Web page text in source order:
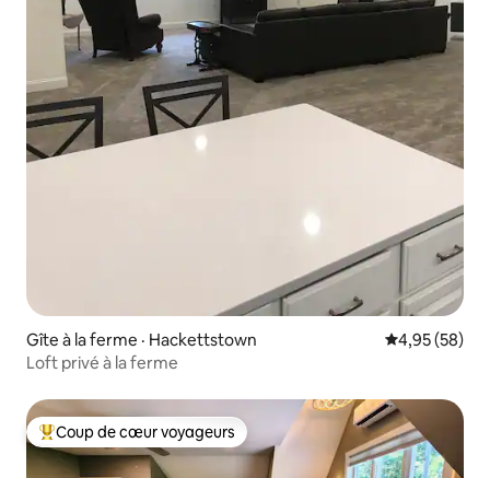
Gîte à la ferme · Hackettstown Note
4,95 (58)
Loft privé à la ferme
Coup de cœur voyageurs parmi les plus aimés
Coup de cœur voyageurs